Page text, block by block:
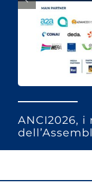
ANCI2026,